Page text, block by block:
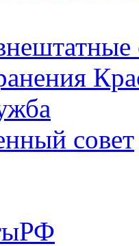
совет